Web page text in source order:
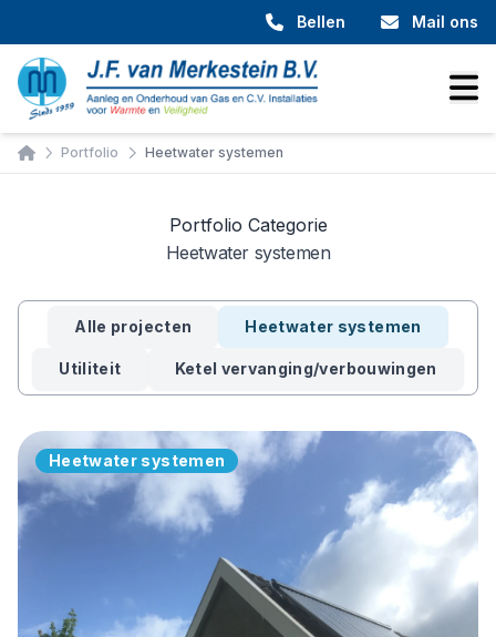
Bellen Mail ons
HomePortfolio Heetwater systemen
Portfolio Categorie
Heetwater systemen
Alle projecten Heetwater systemen
Utiliteit Ketel vervanging/verbouwingen
Heetwater systemen